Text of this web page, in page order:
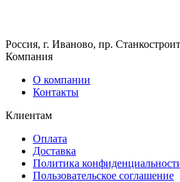
Россия, г. Иваново, пр.
Компания
О компании
Контакты
Клиентам
Оплата
Доставка
Политика
Пользовательское соглашение